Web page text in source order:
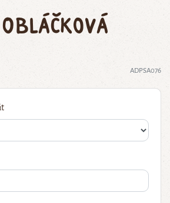
ADPSA076